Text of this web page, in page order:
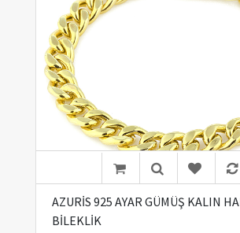
AZURİS 925 AYAR GÜMÜŞ KALIN
BİLEKLİK